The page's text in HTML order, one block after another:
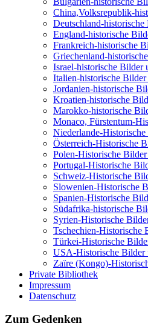
China,Volksrepublik-
Deutschland-
England-historische
Frankreich-historische
Griechenland-
Israel-historische Bilder
Italien-historische
Jordanien-historische
Kroatien-historische
Marokko-historische
Monaco, Fürstentum-
Niederlande-
Österreich-Historische
Polen-Historische
Portugal-Historische
Schweiz-Historische
Slowenien-Historische
Spanien-Historische
Südafrika-historische
Syrien-Historische
Tschechien-Historische
Türkei-Historische
USA-Historische Bilder
Zaïre (Kongo)-
Private Bibliothek
Impressum
Datenschutz
Zum Gedenken